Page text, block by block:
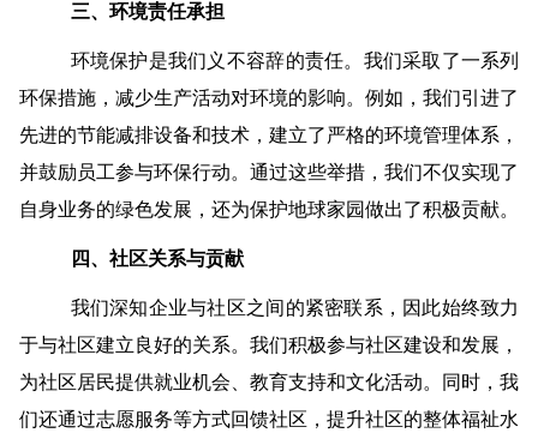
三、环境责任承担
环境保护是我们义不容辞的责任。我们采取了一系列
环保措施，减少生产活动对环境的影响。例如，我们引进了
先进的节能减排设备和技术，建立了严格的环境管理体系，
并鼓励员工参与环保行动。通过这些举措，我们不仅实现了
自身业务的绿色发展，还为保护地球家园做出了积极贡献。
四、社区关系与贡献
我们深知企业与社区之间的紧密联系，因此始终致力
于与社区建立良好的关系。我们积极参与社区建设和发展，
为社区居民提供就业机会、教育支持和文化活动。同时，我
们还通过志愿服务等方式回馈社区，提升社区的整体福祉水